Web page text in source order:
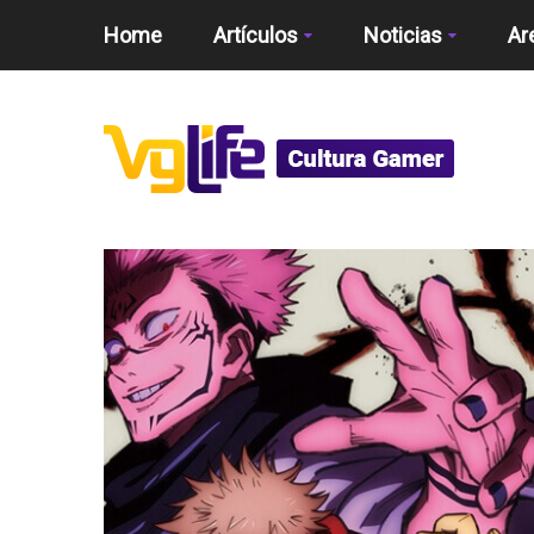
Home Artículos Noticias